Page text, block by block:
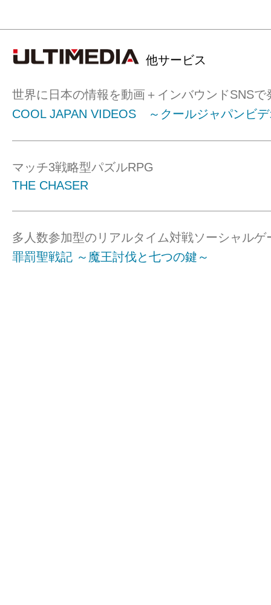
他サービス
世界に日本の情報を動画＋インバウンドSNSで
COOL JAPAN VIDEOS ～クールジャパンビ
マッチ3戦略型パズルRPG
THE CHASER
多人数参加型のリアルタイム対戦ソーシャルゲ
罪罰聖戦記 ～魔王討伐と七つの鍵～